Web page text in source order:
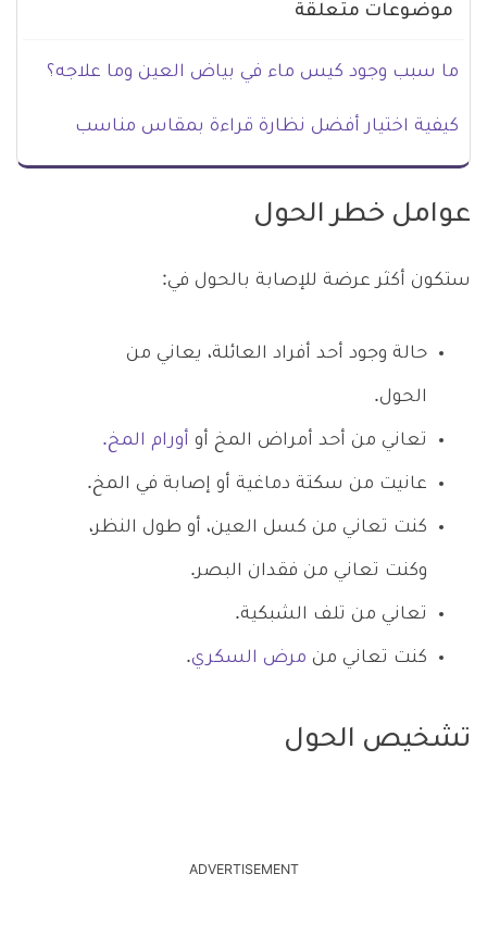
موضوعات متعلقة
ما سبب وجود كيس ماء في بياض العين وما علاجه؟
كيفية اختيار أفضل نظارة قراءة بمقاس مناسب
عوامل خطر الحول
ستكون أكثر عرضة للإصابة بالحول في:
حالة وجود أحد أفراد العائلة، يعاني من
الحول.
تعاني من أحد أمراض المخ أو أورام المخ.
عانيت من سكتة دماغية أو إصابة في المخ.
كنت تعاني من كسل العين، أو طول النظر،
وكنت تعاني من فقدان البصر.
تعاني من تلف الشبكية.
كنت تعاني من مرض السكري.
تشخيص الحول
ADVERTISEMENT